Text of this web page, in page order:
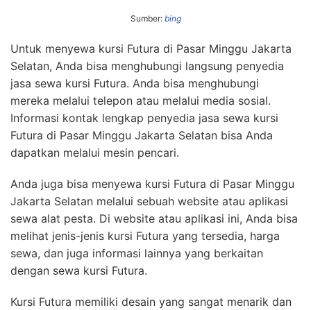
Sumber: bing
Untuk menyewa kursi Futura di Pasar Minggu Jakarta
Selatan, Anda bisa menghubungi langsung penyedia
jasa sewa kursi Futura. Anda bisa menghubungi
mereka melalui telepon atau melalui media sosial.
Informasi kontak lengkap penyedia jasa sewa kursi
Futura di Pasar Minggu Jakarta Selatan bisa Anda
dapatkan melalui mesin pencari.
Anda juga bisa menyewa kursi Futura di Pasar Minggu
Jakarta Selatan melalui sebuah website atau aplikasi
sewa alat pesta. Di website atau aplikasi ini, Anda bisa
melihat jenis-jenis kursi Futura yang tersedia, harga
sewa, dan juga informasi lainnya yang berkaitan
dengan sewa kursi Futura.
Kursi Futura memiliki desain yang sangat menarik dan